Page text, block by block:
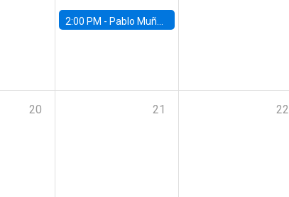
2:00 PM - Pablo Muñoz, Universidad de Chile
20 21 22